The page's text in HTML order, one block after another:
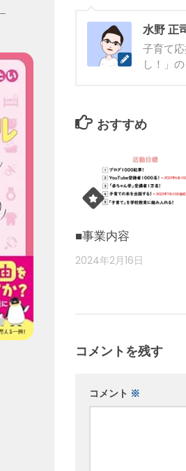
水野 正
子育て
し！」
おすすめ
■事業内容
2024年2月16日
コメントを残す
コメント ※